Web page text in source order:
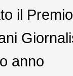
il Premio
anno